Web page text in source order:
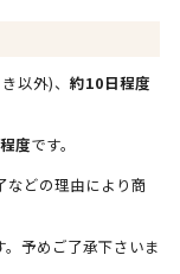
以外)、約10日程度
度です。
どの理由により商
予めご了承下さいま